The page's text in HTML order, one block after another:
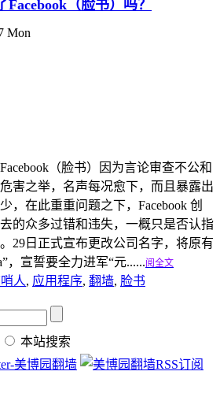
（脸书）吗？
Mon
（脸书）因为言论审查不公和
害之举，名声每况愈下，而且暴露出
，在此重重问题之下，Facebook 创
的众多过错和违失，一概只是否认指
29日正式宣布更改公司名字，将原有
，宣誓要全力进军“元......阅全文
人, 应用程序, 翻墙, 脸书
本站搜索